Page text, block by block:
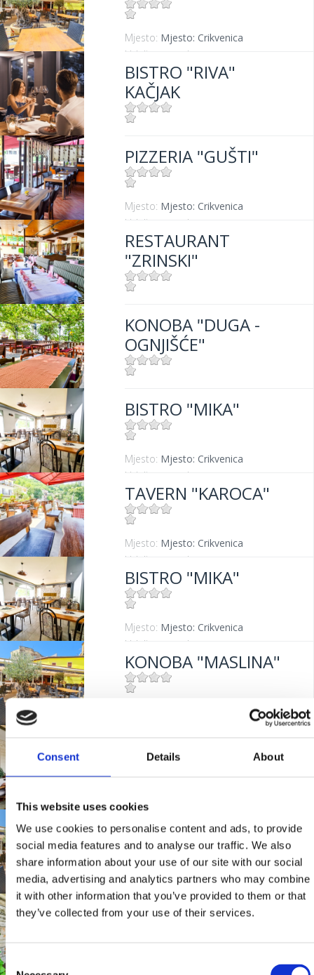
Consent Details About
This website uses cookies
We use cookies to personalise content and ads, to provide
social media features and to analyse our traffic. We also
share information about your use of our site with our social
media, advertising and analytics partners who may combine
it with other information that you’ve provided to them or that
they’ve collected from your use of their services.
Consent
Mjesto: Mjesto: Crikvenica
Udaljenost od mora:
BISTRO "RIVA"
KAČJAK
Udaljenost od mora:10 m
PIZZERIA "GUŠTI"
Mjesto: Mjesto: Crikvenica
Udaljenost od mora:
RESTAURANT
"ZRINSKI"
KONOBA "DUGA -
OGNJIŠĆE"
Udaljenost od mora:300 m
BISTRO "MIKA"
Mjesto: Mjesto: Crikvenica
Udaljenost od mora:
TAVERN "KAROCA"
Mjesto: Mjesto: Crikvenica
Udaljenost od mora:
BISTRO "MIKA"
Mjesto: Mjesto: Crikvenica
Udaljenost od mora:
KONOBA "MASLINA"
Udaljenost od mora:
TAVERN "MASLINA"
Mjesto:Mjesto: Crikvenica
RISTORANTE